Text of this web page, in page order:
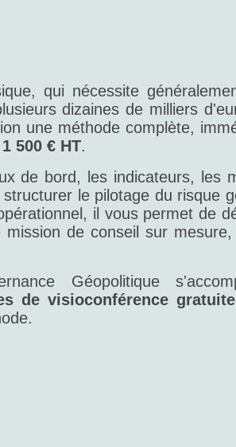
qui nécessite
dizaines de milliers
une méthode complète,
1 500 € HT.
de bord, les indicateurs, les
le pilotage du risque
il vous permet de
de conseil sur
Géopolitique
de visioconférence